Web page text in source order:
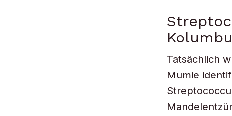
Tatsächlich
Mumie